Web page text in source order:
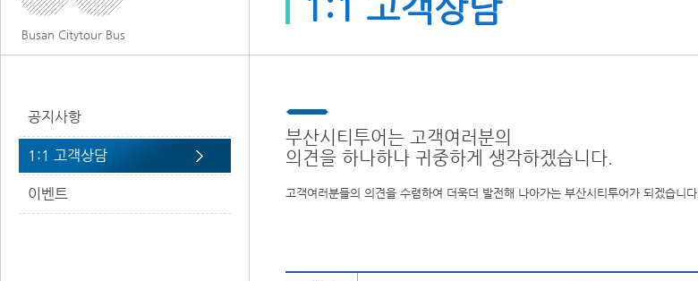
Busan Citytour Bus
공지사항
1:1 고객상담
이벤트
부산시티투어는 고객여러분의
의견을 하나하나 귀중하게 생각하겠습니다.
고객여러분들의 의견을 수렴하여 더욱더 발전해 나아가는 부산시티투어가 되겠습니다.